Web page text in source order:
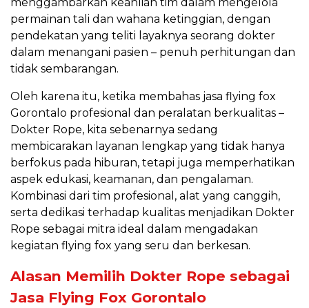
permainan tali dan wahana ketinggian, dengan
pendekatan yang teliti layaknya seorang dokter
dalam menangani pasien – penuh perhitungan dan
tidak sembarangan.
Oleh karena itu, ketika membahas jasa flying fox
Gorontalo profesional dan peralatan berkualitas –
Dokter Rope, kita sebenarnya sedang
membicarakan layanan lengkap yang tidak hanya
berfokus pada hiburan, tetapi juga memperhatikan
aspek edukasi, keamanan, dan pengalaman.
Kombinasi dari tim profesional, alat yang canggih,
serta dedikasi terhadap kualitas menjadikan Dokter
Rope sebagai mitra ideal dalam mengadakan
kegiatan flying fox yang seru dan berkesan.
Alasan Memilih Dokter Rope sebagai
Jasa Flying Fox Gorontalo